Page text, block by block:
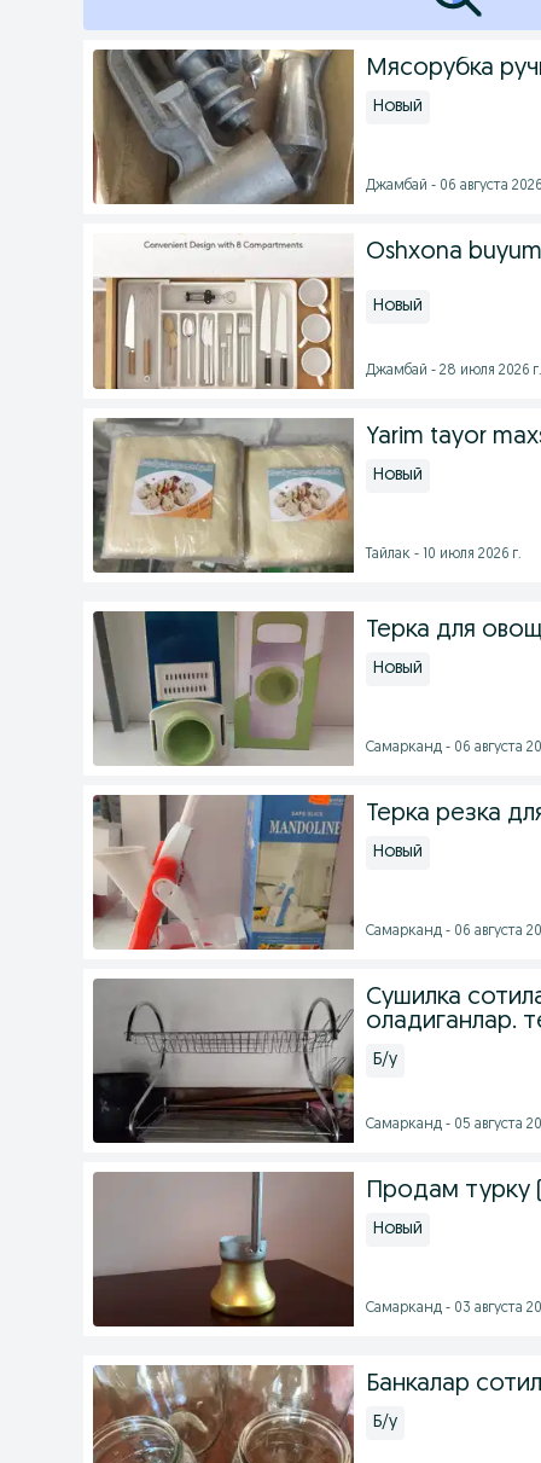
Мясорубка
Новый
Джамбай - 06 августа
Oshxona
Новый
Джамбай - 28 июля 2026 г.
Yarim tayor
Новый
Тайлак - 10 июля 2026 г.
Терка для
Новый
Самарканд - 06 августа
Терка резка
Новый
Самарканд - 06 августа
Сушилка
оладиганлар.
Б/у
Самарканд - 05 августа
Продам турку
Новый
Самарканд - 03 августа
Банкалар
Б/у